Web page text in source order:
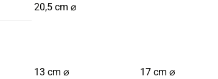
20,5 cm ⌀
13 cm ⌀ 17 cm ⌀